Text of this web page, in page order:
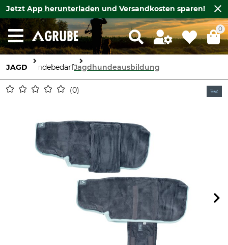
Jetzt App herunterladen und Versandkosten sparen!
0
JAGD HundebedarfJagdhundeausbildung
0